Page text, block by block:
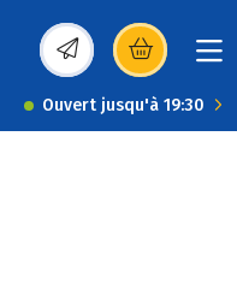
(s’ouvre dans une
Ouvert jusqu'à 19:30